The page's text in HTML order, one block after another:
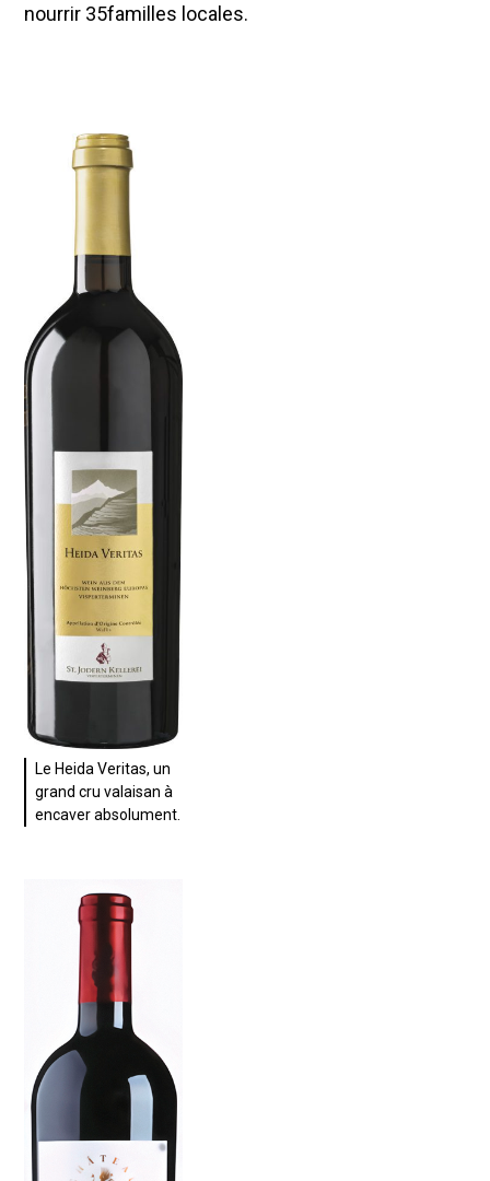
nourrir 35familles locales.
Le Heida Veritas, un
grand cru valaisan à
encaver absolument.